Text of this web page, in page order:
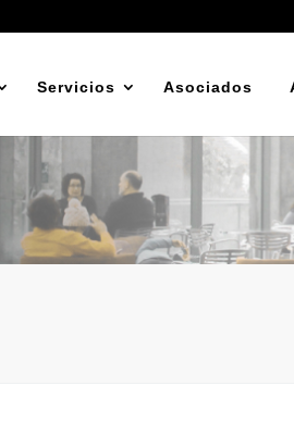
Servicios Asociados